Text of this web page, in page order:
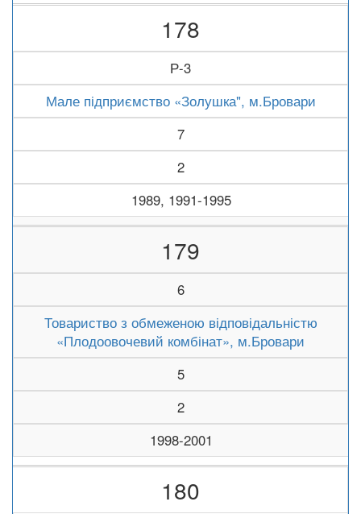
178
Р-3
Мале підприємство «Золушка", м.Бровари
7
2
1989, 1991-1995
179
6
Товариство з обмеженою відповідальністю
«Плодоовочевий комбінат», м.Бровари
5
2
1998-2001
180